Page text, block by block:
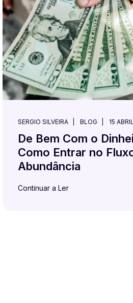
SERGIO SILVEIRA BLOG 15
De Bem Com o
Como Entrar no
Abundância
Continuar a Ler